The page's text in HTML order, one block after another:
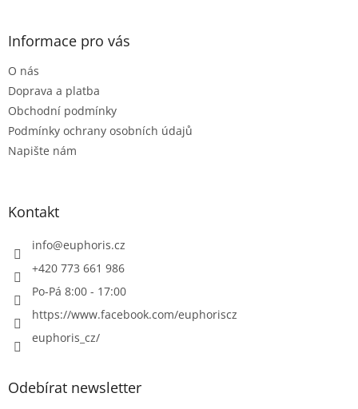
Informace pro vás
O nás
Doprava a platba
Obchodní podmínky
Podmínky ochrany osobních údajů
Napište nám
Kontakt
info@euphoris.cz
+420 773 661 986
Po-Pá 8:00 - 17:00
https://www.facebook.com/euphoriscz
euphoris_cz/
Odebírat newsletter